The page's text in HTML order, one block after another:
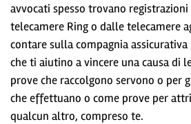
avvocati spesso trovano
telecamere Ring o dalle telecamere
contare sulla compagnia
che ti aiutino a vincere una causa di
prove che raccolgono servono o per
che effettuano o come prove per
qualcun altro, compreso te.